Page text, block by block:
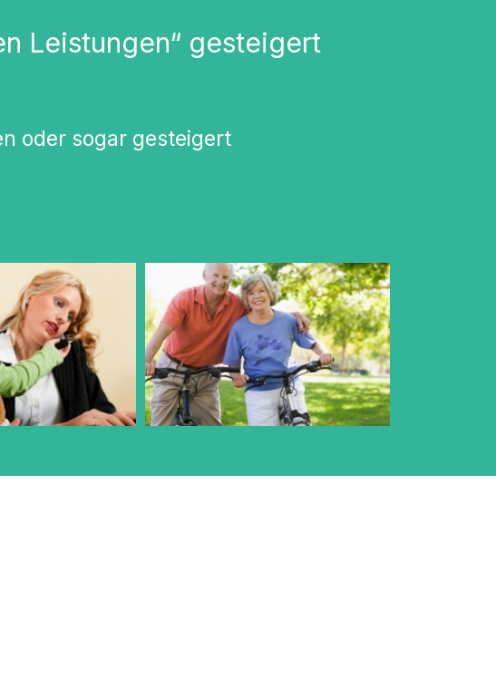
Leistungen“ gesteigert
oder sogar gesteigert